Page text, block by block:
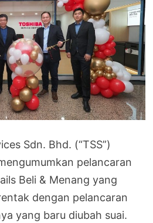
Sdn. Bhd. (“TSS”)
pelancaran
Beli & Menang yang
dengan pelancaran
yang baru diubah suai.